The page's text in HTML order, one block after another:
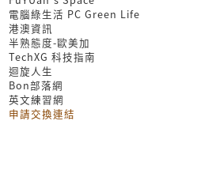
電腦綠生活 PC Green Life
港澳資訊
半熟態度-歐美加
TechXG 科技指南
迴旋人生
Bon部落網
英文練習網
申請交換連結